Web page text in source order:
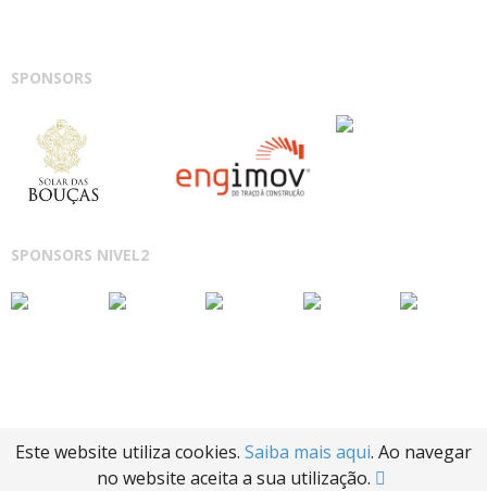
SPONSORS
SPONSORS NIVEL2
Este website utiliza cookies. Saiba mais aqui. Ao navegar
no website aceita a sua utilização.